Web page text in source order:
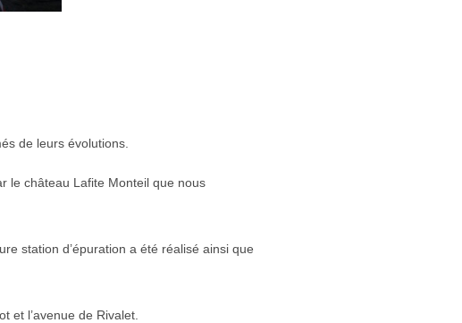
de leurs évolutions.
le château Lafite Monteil que nous
station d’épuration a été réalisé ainsi que
et l’avenue de Rivalet.